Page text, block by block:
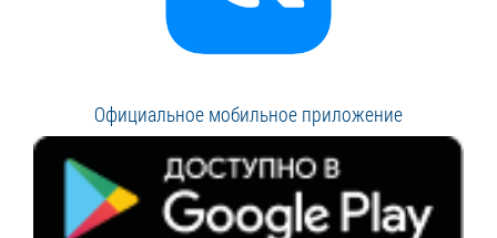
Официальное мобильное приложение